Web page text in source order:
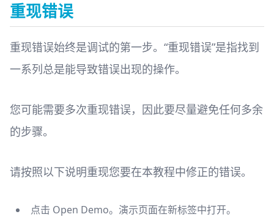
重现错误
重现错误始终是调试的第一步。“重现错误”是指找到
一系列总是能导致错误出现的操作。
您可能需要多次重现错误，因此要尽量避免任何多余
的步骤。
请按照以下说明重现您要在本教程中修正的错误。
点击 Open Demo。演示页面在新标签中打开。